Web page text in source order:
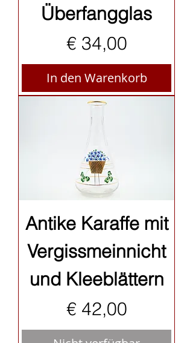
Überfangglas
Preis
€ 34,00
In den Warenkorb
Antike Karaffe mit
Vergissmeinnicht
und Kleeblättern
Preis
€ 42,00